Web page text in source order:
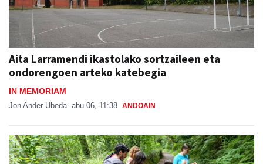
Aita Larramendi ikastolako sortzaileen eta
ondorengoen arteko katebegia
IN MEMORIAM
Jon Ander Ubeda abu 06, 11:38 ANDOAIN